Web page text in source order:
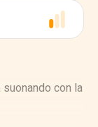
suonando con la